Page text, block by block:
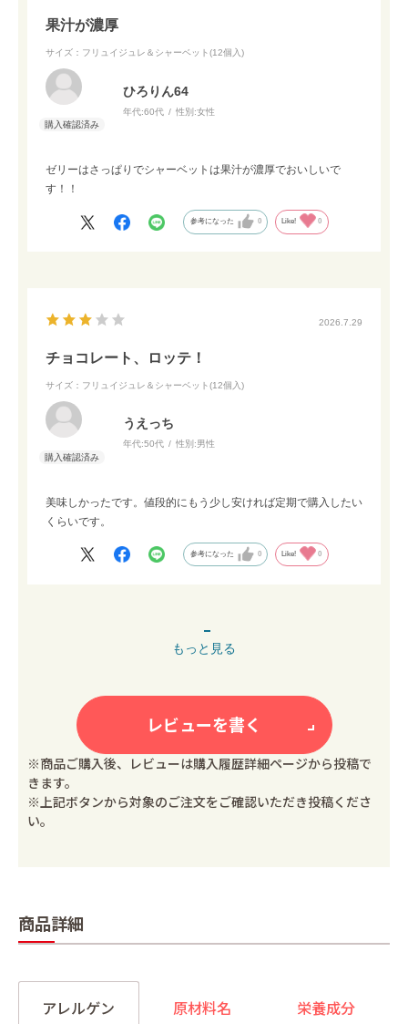
果汁が濃厚
サイズ：フリュイジュレ＆シャーベット(12個入)
ひろりん64
年代:60代 性別:女性
ゼリーはさっぱりでシャーベットは果汁が濃厚でおいしいで
す！！
参考になった 0 Like! 0
2026.7.29
チョコレート、ロッテ！
サイズ：フリュイジュレ＆シャーベット(12個入)
うえっち
年代:50代 性別:男性
美味しかったです。値段的にもう少し安ければ定期で購入したい
くらいです。
参考になった 0 Like! 0
もっと見る
レビューを書く
※商品ご購入後、レビューは購入履歴詳細ページから投稿で
きます。
※上記ボタンから対象のご注文をご確認いただき投稿くださ
い。
商品詳細
アレルゲン 原材料名 栄養成分